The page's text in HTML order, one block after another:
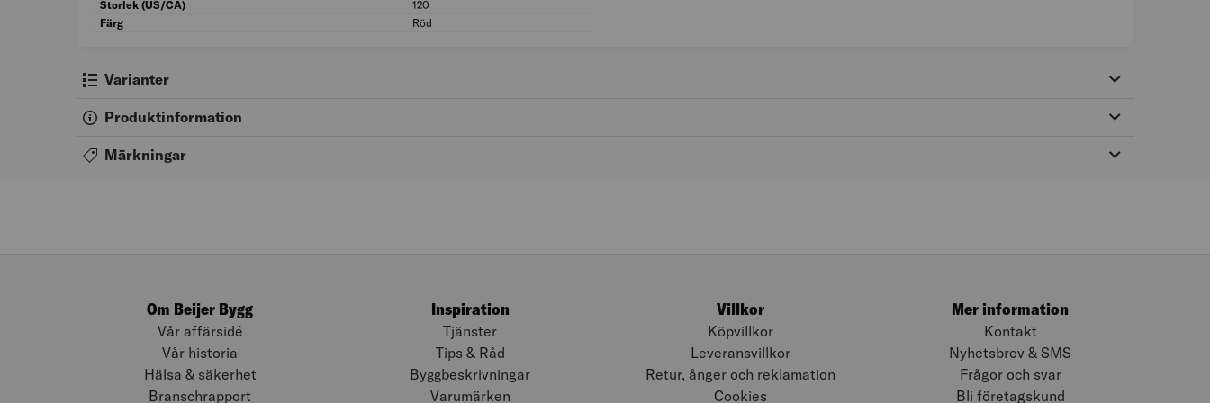
Storlek (US/CA)
120
Färg
Röd
Varianter
Produktinformation
Märkningar
Om Beijer Bygg
Vår affärsidé
Vår historia
Hälsa & säkerhet
Branschrapport
Inspiration
Tjänster
Tips & Råd
Byggbeskrivningar
Varumärken
Villkor
Köpvillkor
Leveransvillkor
Retur, ånger och reklamation
Cookies
Mer information
Kontakt
Nyhetsbrev & SMS
Frågor och svar
Bli företagskund